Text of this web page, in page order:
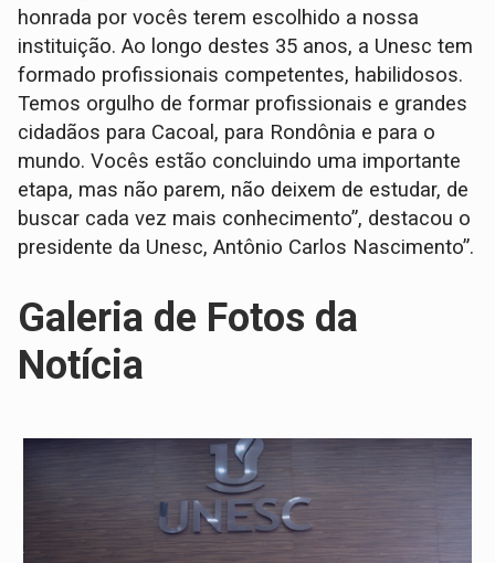
honrada por vocês terem escolhido a nossa
instituição. Ao longo destes 35 anos, a Unesc tem
formado profissionais competentes, habilidosos.
Temos orgulho de formar profissionais e grandes
cidadãos para Cacoal, para Rondônia e para o
mundo. Vocês estão concluindo uma importante
etapa, mas não parem, não deixem de estudar, de
buscar cada vez mais conhecimento”, destacou o
presidente da Unesc, Antônio Carlos Nascimento”.
Galeria de Fotos da
Notícia